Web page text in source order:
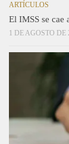
ARTÍCULOS
El IMSS se cae
1 DE AGOSTO DE